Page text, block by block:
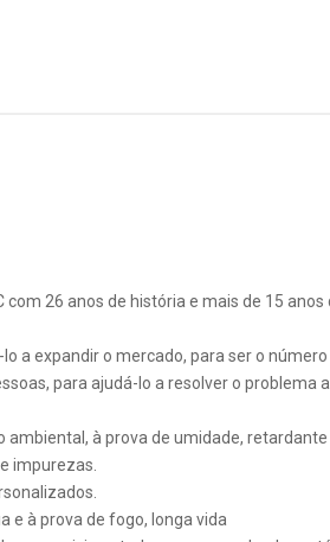
26 anos de história e mais de 15
a expandir o mercado, para ser o
para ajudá-lo a resolver o problema
à prova de umidade, retardante
impurezas.
e à prova de fogo, longa vida